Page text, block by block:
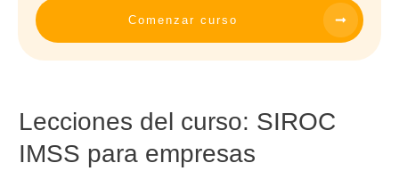
Comenzar curso
Lecciones del curso: SIROC
IMSS para empresas